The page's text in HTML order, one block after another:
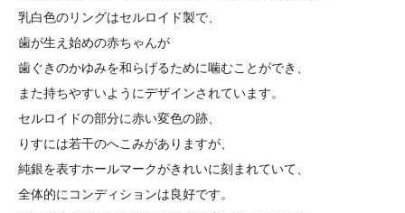
乳白色のリングはセルロイド製で、
歯が生え始めの赤ちゃんが
歯ぐきのかゆみを和らげるために噛むことができ、
また持ちやすいようにデザインされています。
セルロイドの部分に赤い変色の跡、
りすには若干のへこみがありますが、
純銀を表すホールマークがきれいに刻まれていて、
全体的にコンディションは良好です。